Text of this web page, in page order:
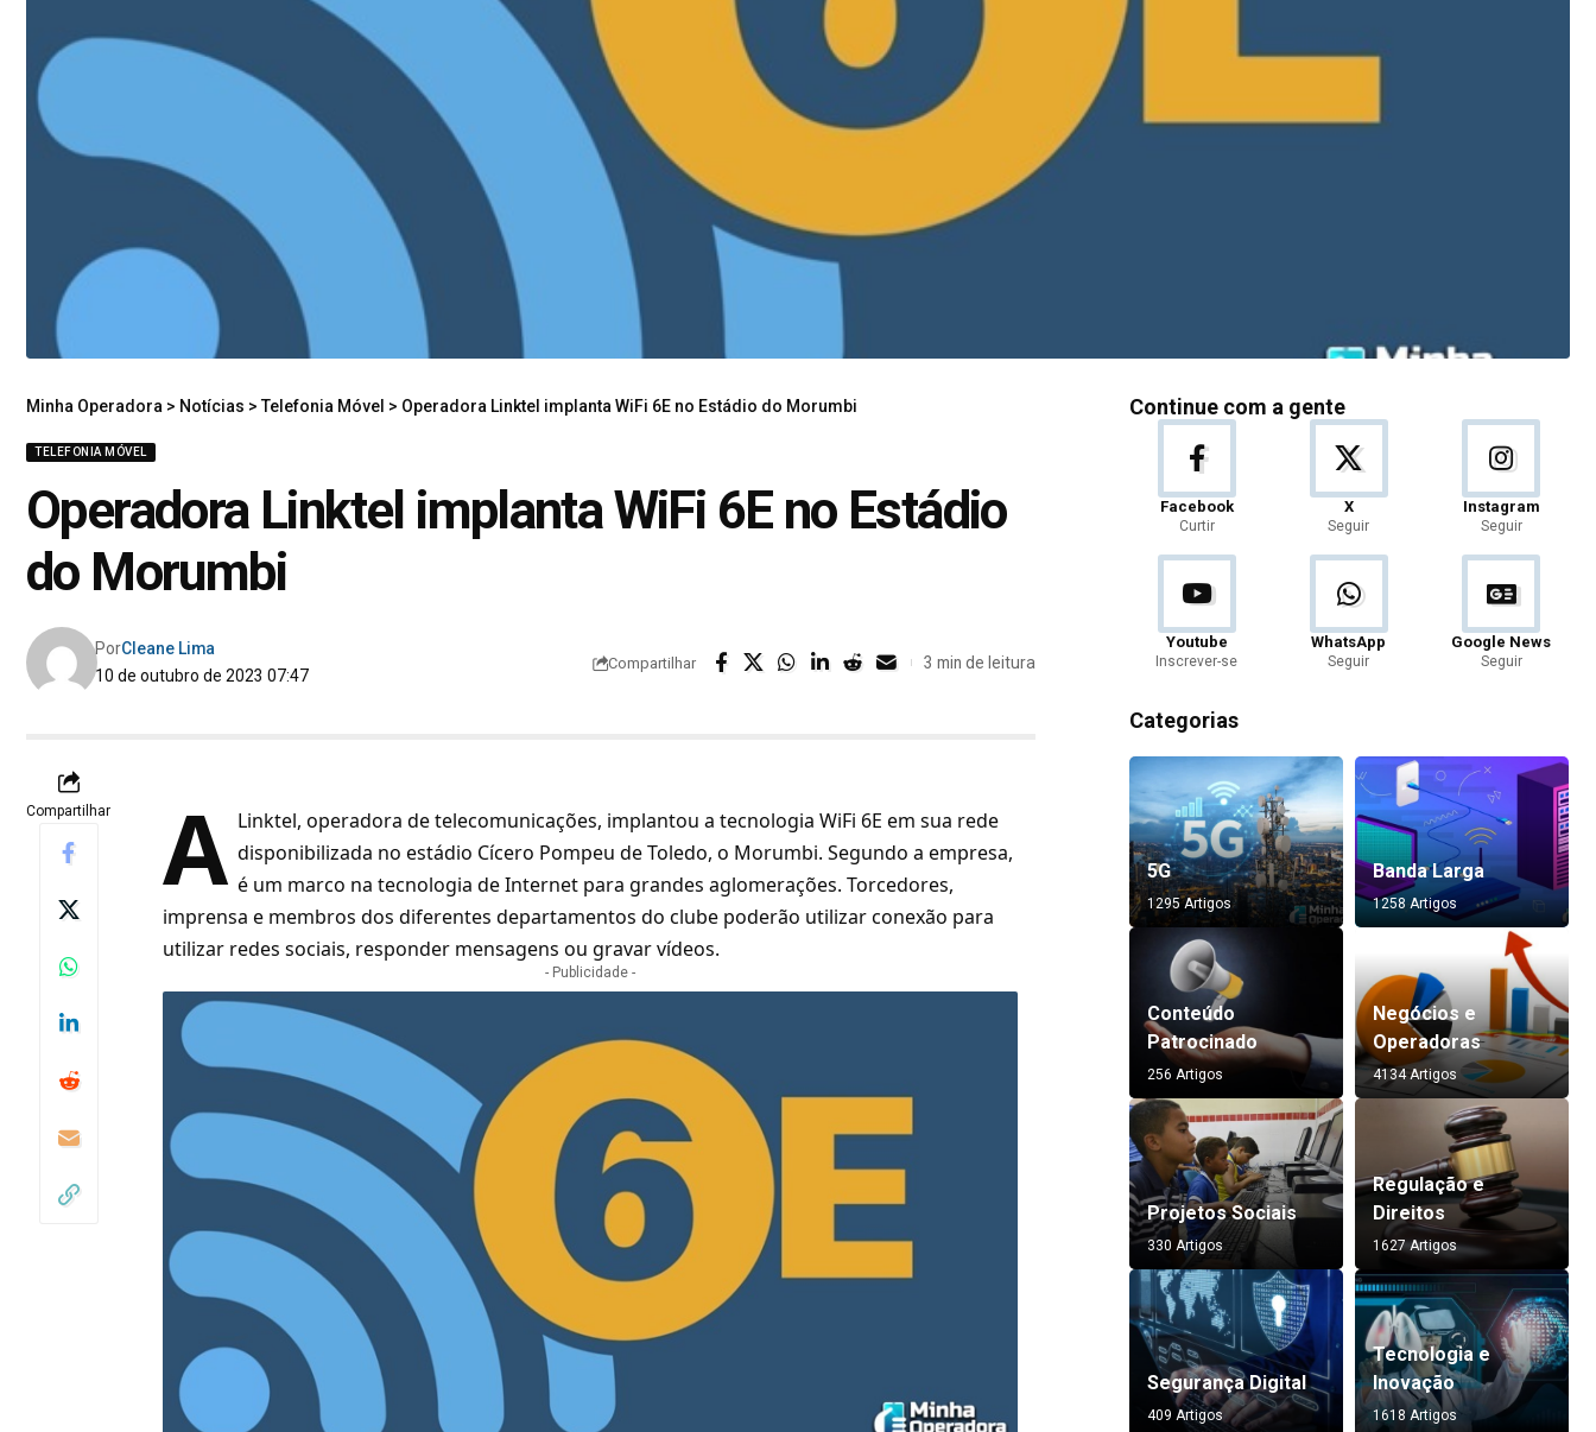
Minha Operadora > Notícias > Telefonia Móvel > Operadora Linktel implanta WiFi 6E no Estádio do Morumbi
TELEFONIA MÓVEL
Operadora Linktel implanta WiFi 6E no Estádio
do Morumbi
10 de outubro de 2023 07:47
PorCleane Lima
Compartilhar 3 min de leitura
Compartilhar A Linktel, operadora de telecomunicações, implantou a tecnologia WiFi 6E em sua rede
disponibilizada no estádio Cícero Pompeu de Toledo, o Morumbi. Segundo a empresa,
é um marco na tecnologia de Internet para grandes aglomerações. Torcedores,
imprensa e membros dos diferentes departamentos do clube poderão utilizar conexão para
utilizar redes sociais, responder mensagens ou gravar vídeos.
- Publicidade -
Continue com a gente
Facebook
Curtir
X
Seguir
Instagram
Seguir
Youtube
Inscrever-se
WhatsApp
Seguir
Google News
Seguir
Categorias
5G
1295 Artigos
Banda Larga
1258 Artigos
Conteúdo
Patrocinado
256 Artigos
Negócios e
Operadoras
4134 Artigos
Projetos Sociais
330 Artigos
Regulação e
Direitos
1627 Artigos
Segurança Digital
409 Artigos
Tecnologia e
Inovação
1618 Artigos